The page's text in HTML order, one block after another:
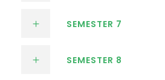
SEMESTER 7
SEMESTER 8